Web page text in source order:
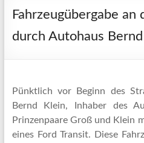
Fahrzeugübergabe an
durch Autohaus
Pünktlich vor Beginn des
Bernd Klein, Inhaber des
Prinzenpaare Groß und Klein
eines Ford Transit. Diese